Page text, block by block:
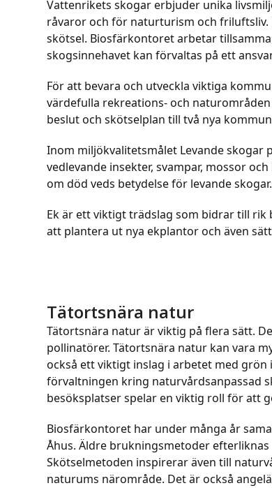
Vattenrikets skogar erbjuder unika
råvaror och för naturturism och friluftsliv.
skötsel. Biosfärkontoret arbetar
skogsinnehavet kan förvaltas på ett
För att bevara och utveckla viktiga
värdefulla rekreations- och
beslut och skötselplan till två nya
Inom miljökvalitetsmålet Levande skogar
vedlevande insekter, svampar, mossor
om död veds betydelse för levande skogar.
Ek är ett viktigt trädslag som bidrar till
att plantera ut nya ekplantor och även
Tätortsnära natur
Tätortsnära natur är viktig på flera sätt.
pollinatörer. Tätortsnära natur kan vara
också ett viktigt inslag i arbetet med
förvaltningen kring naturvårdsanpassad
besöksplatser spelar en viktig roll för att
Biosfärkontoret har under många år
Åhus. Äldre brukningsmetoder
Skötselmetoden inspirerar även till
naturums närområde. Det är också